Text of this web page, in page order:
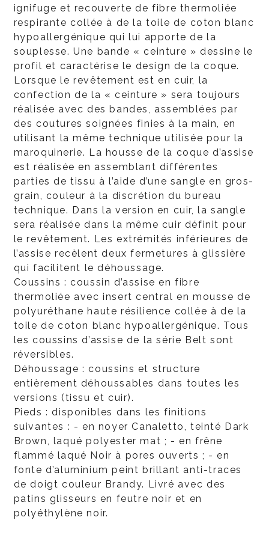
ignifuge et recouverte de fibre thermoliée
respirante collée à de la toile de coton blanc
hypoallergénique qui lui apporte de la
souplesse. Une bande « ceinture » dessine le
profil et caractérise le design de la coque.
Lorsque le revêtement est en cuir, la
confection de la « ceinture » sera toujours
réalisée avec des bandes, assemblées par
des coutures soignées finies à la main, en
utilisant la même technique utilisée pour la
maroquinerie. La housse de la coque d’assise
est réalisée en assemblant différentes
parties de tissu à l’aide d’une sangle en gros-
grain, couleur à la discrétion du bureau
technique. Dans la version en cuir, la sangle
sera réalisée dans la même cuir définit pour
le revêtement. Les extrémités inférieures de
l’assise recèlent deux fermetures à glissière
qui facilitent le déhoussage.
Coussins : coussin d’assise en fibre
thermoliée avec insert central en mousse de
polyuréthane haute résilience collée à de la
toile de coton blanc hypoallergénique. Tous
les coussins d’assise de la série Belt sont
réversibles.
Déhoussage : coussins et structure
entièrement déhoussables dans toutes les
versions (tissu et cuir).
Pieds : disponibles dans les finitions
suivantes : - en noyer Canaletto, teinté Dark
Brown, laqué polyester mat ; - en frêne
flammé laqué Noir à pores ouverts ; - en
fonte d’aluminium peint brillant anti-traces
de doigt couleur Brandy. Livré avec des
patins glisseurs en feutre noir et en
polyéthylène noir.